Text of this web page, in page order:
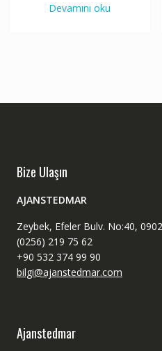
Devamını oku
Bize Ulaşın
AJANSTEDMAR
Zeybek, Efeler Bulv. No:40,
(0256) 219 75 62
+90 532 374 99 90
bilgi@ajanstedmar.com
Ajanstedmar